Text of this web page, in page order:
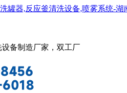
备制造厂家，双工厂
揭开钛金属的6个事
：888